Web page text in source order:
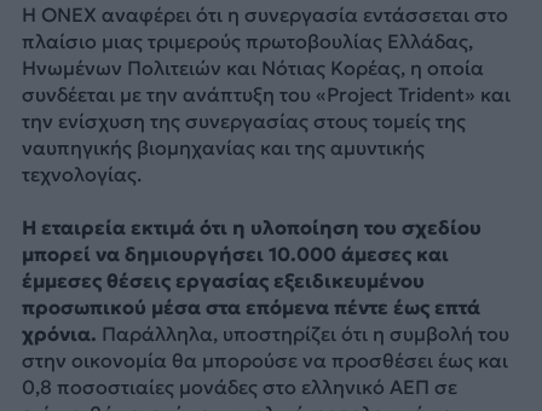
Η ONEX αναφέρει ότι η συνεργασία εντάσσεται στο
πλαίσιο μιας τριμερούς πρωτοβουλίας Ελλάδας,
Ηνωμένων Πολιτειών και Νότιας Κορέας, η οποία
συνδέεται με την ανάπτυξη του «Project Trident» και
την ενίσχυση της συνεργασίας στους τομείς της
ναυπηγικής βιομηχανίας και της αμυντικής
τεχνολογίας.
Η εταιρεία εκτιμά ότι η υλοποίηση του σχεδίου
μπορεί να δημιουργήσει 10.000 άμεσες και
έμμεσες θέσεις εργασίας εξειδικευμένου
προσωπικού μέσα στα επόμενα πέντε έως επτά
χρόνια. Παράλληλα, υποστηρίζει ότι η συμβολή του
στην οικονομία θα μπορούσε να προσθέσει έως και
0,8 ποσοστιαίες μονάδες στο ελληνικό ΑΕΠ σε